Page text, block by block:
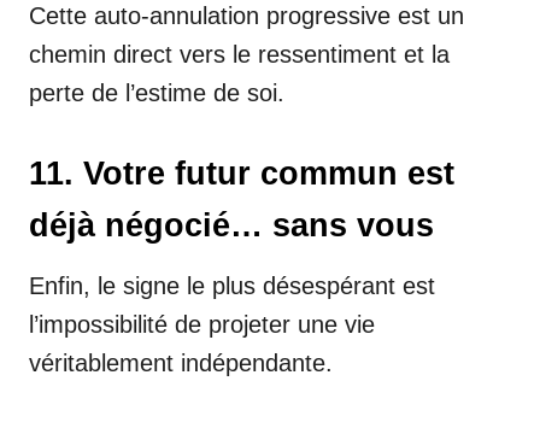
Cette auto-annulation progressive est un
chemin direct vers le ressentiment et la
perte de l’estime de soi.
11. Votre futur commun est
déjà négocié… sans vous
Enfin, le signe le plus désespérant est
l’impossibilité de projeter une vie
véritablement indépendante.